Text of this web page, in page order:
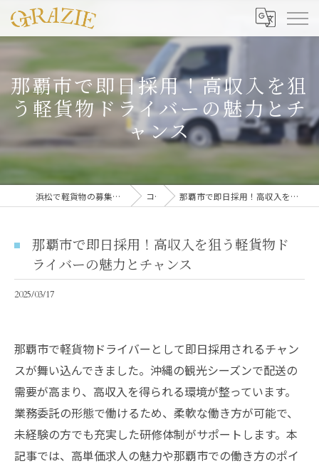
那覇市で即日採用！高収入を狙
う軽貨物ドライバーの魅力とチ
ャンス
浜松で軽貨物の募集なら合同会社グラッツェ運送 コラム 那覇市で即日採用！高収入を狙う軽貨物ドライバーの魅力とチャンス
那覇市で即日採用！高収入を狙う軽貨物ド
ライバーの魅力とチャンス
2025/03/17
那覇市で軽貨物ドライバーとして即日採用されるチャン
スが舞い込んできました。沖縄の観光シーズンで配送の
需要が高まり、高収入を得られる環境が整っています。
業務委託の形態で働けるため、柔軟な働き方が可能で、
未経験の方でも充実した研修体制がサポートします。本
記事では、高単価求人の魅力や那覇市での働き方のポイ